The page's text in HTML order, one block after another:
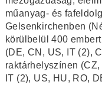
műanyag- és
Gelsenkirchenben
körülbelül 400
(DE, CN, US, IT (2),
raktárhelyszínen
IT (2), US, HU, RO,